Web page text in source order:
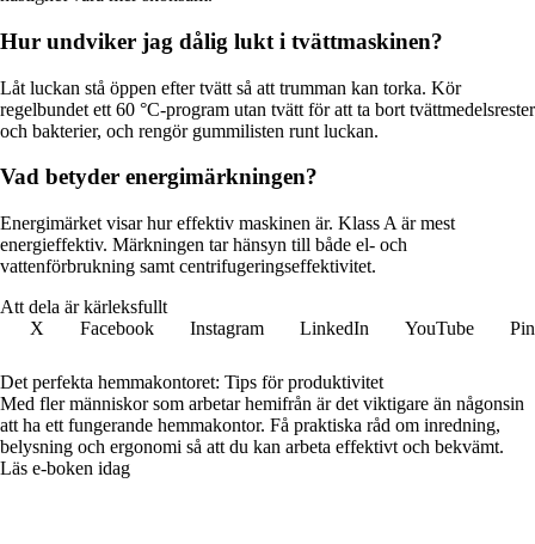
Hur undviker jag dålig lukt i tvättmaskinen?
Låt luckan stå öppen efter tvätt så att trumman kan torka. Kör
regelbundet ett 60 °C-program utan tvätt för att ta bort tvättmedelsrester
och bakterier, och rengör gummilisten runt luckan.
Vad betyder energimärkningen?
Energimärket visar hur effektiv maskinen är. Klass A är mest
energieffektiv. Märkningen tar hänsyn till både el- och
vattenförbrukning samt centrifugeringseffektivitet.
Att dela är kärleksfullt
X
Facebook Instagram LinkedIn YouTube
Det perfekta hemmakontoret: Tips för produktivitet
Med fler människor som arbetar hemifrån är det viktigare än någonsin
att ha ett fungerande hemmakontor. Få praktiska råd om inredning,
belysning och ergonomi så att du kan arbeta effektivt och bekvämt.
Läs e-boken idag